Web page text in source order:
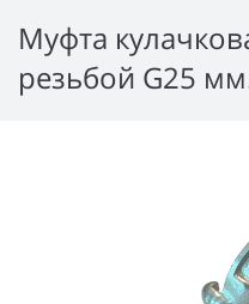
Муфта
резьбой G25